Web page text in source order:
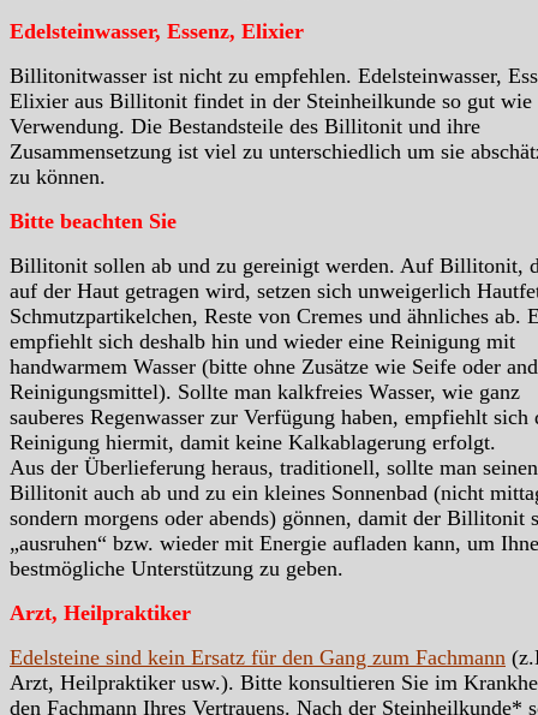
Edelsteinwasser, Essenz, Elixier
Billitonitwasser ist nicht zu empfehlen. Edelsteinwasser,
Elixier aus Billitonit findet in der Steinheilkunde so gut wie
Verwendung. Die Bestandsteile des Billitonit und ihre
Zusammensetzung ist viel zu unterschiedlich um sie
zu können.
Bitte beachten Sie
Billitonit sollen ab und zu gereinigt werden. Auf Billitonit,
auf der Haut getragen wird, setzen sich unweigerlich
Schmutzpartikelchen, Reste von Cremes und ähnliches ab.
empfiehlt sich deshalb hin und wieder eine Reinigung mit
handwarmem Wasser (bitte ohne Zusätze wie Seife oder
Reinigungsmittel). Sollte man kalkfreies Wasser, wie ganz
sauberes Regenwasser zur Verfügung haben, empfiehlt sich
Reinigung hiermit, damit keine Kalkablagerung erfolgt.
Aus der Überlieferung heraus, traditionell, sollte man seinen
Billitonit auch ab und zu ein kleines Sonnenbad (nicht
sondern morgens oder abends) gönnen, damit der Billitonit
„ausruhen“ bzw. wieder mit Energie aufladen kann, um
bestmögliche Unterstützung zu geben.
Arzt, Heilpraktiker
Edelsteine sind kein Ersatz für den Gang zum Fachmann
Arzt, Heilpraktiker usw.). Bitte konsultieren Sie im
den Fachmann Ihres Vertrauens. Nach der Steinheilkunde*